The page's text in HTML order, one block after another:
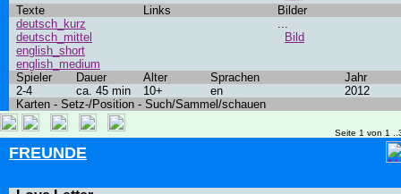
Texte Links
Bilder
deutsch_kurz
deutsch_mittel
english_short
english_medium
...
Bild
Spieler Dauer Alter Sprachen
Jahr
2-4
ca. 45 min 10+ en
2012
Karten - Setz-/Position - Such/Sammel/schauen
Seite 1 von 1
FREUNDE